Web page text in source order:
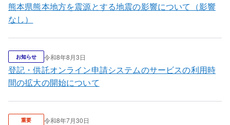
熊本県熊本地方を震源とする地震の影響について（影響
なし）
お知らせ 令和8年8月3日
登記・供託オンライン申請システムのサービスの利用時
間の拡大の開始について
重要 令和8年7月30日